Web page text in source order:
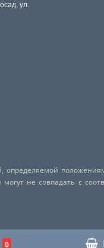
ул.
не совпадать с
0